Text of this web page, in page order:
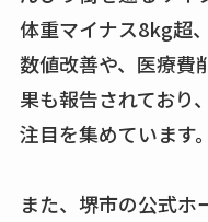
体重マイナス8kg超
数値改善や、医療費
果も報告されており
注目を集めています。
また、堺市の公式ホ